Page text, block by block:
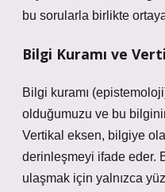
bu sorularla birlikte
Bilgi Kuramı ve
Bilgi kuramı
olduğumuzu ve bu
Vertikal eksen, bilgiye
derinleşmeyi ifade eder.
ulaşmak için yalnızca